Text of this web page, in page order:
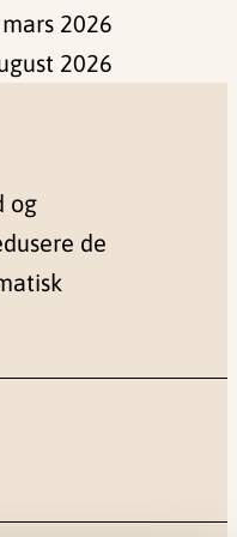
2026
2026
og
de